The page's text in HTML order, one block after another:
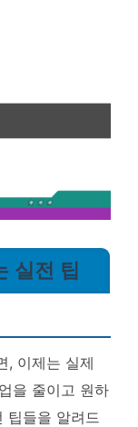
실전 팁
, 이제는 실제
을 줄이고 원하
팁들을 알려드